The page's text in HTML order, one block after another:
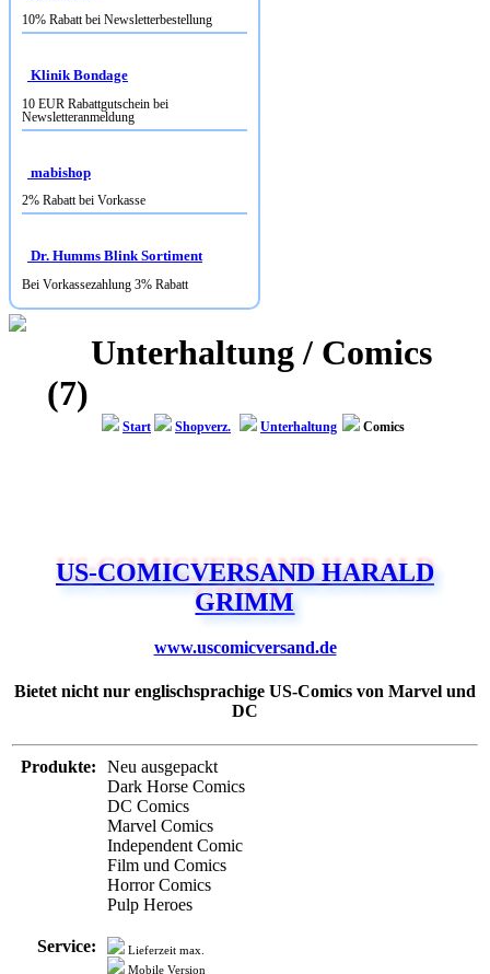
Klinik Bondage
Newsletteranmeldung
mabishop
Dr. Humms Blink Sortiment
Unterhaltung / Comics
Unterhaltung
www.uscomicversand.de
Bietet nicht nur englischsprachige US-Comics von Marvel und
DC
Produkte:
Neu ausgepackt
Dark Horse Comics
Independent Comic
Film und Comics
Horror Comics
Pulp Heroes
Lieferzeit max.
Mobile Version
Newsletter
PayPal